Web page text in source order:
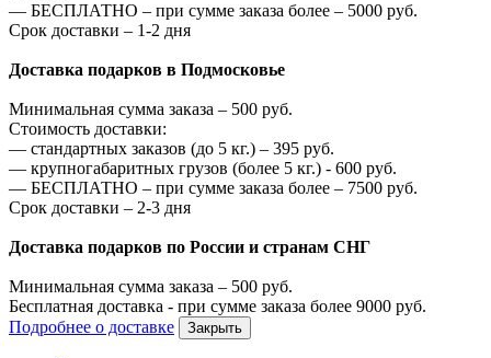
— БЕСПЛАТНО – при сумме заказа более – 5000 руб.
Срок доставки – 1-2 дня
Доставка подарков в Подмосковье
Минимальная сумма заказа – 500 руб.
Стоимость доставки:
— стандартных заказов (до 5 кг.) – 395 руб.
— крупногабаритных грузов (более 5 кг.) - 600 руб.
— БЕСПЛАТНО – при сумме заказа более – 7500 руб.
Срок доставки – 2-3 дня
Доставка подарков по России и странам СНГ
Минимальная сумма заказа – 500 руб.
Бесплатная доставка - при сумме заказа более 9000 руб.
Подробнее о доставке
Закрыть